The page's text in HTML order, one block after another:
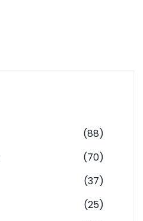
(88)
(70)
(37)
(25)